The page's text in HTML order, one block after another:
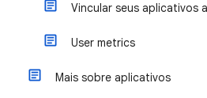
Vincular seus aplicativos
User metrics
Mais sobre aplicativos